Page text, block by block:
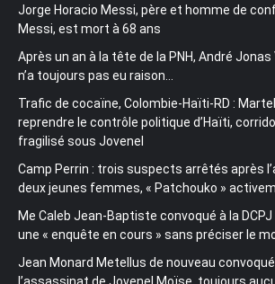
Jorge Horacio Messi, père et homme de
Messi, est mort à 68 ans
Après un an à la tête de la PNH, André
n’a toujours pas eu raison…
Trafic de cocaïne, Colombie-Haïti-RD :
reprendre le contrôle politique d’Haïti,
fragilisé sous Jovenel
Camp Perrin : trois suspects arrêtés après
deux jeunes femmes, « Patchouko »
Me Caleb Jean-Baptiste convoqué à la DCPJ
une « enquête en cours » sans préciser le
Jean Monard Metellus de nouveau